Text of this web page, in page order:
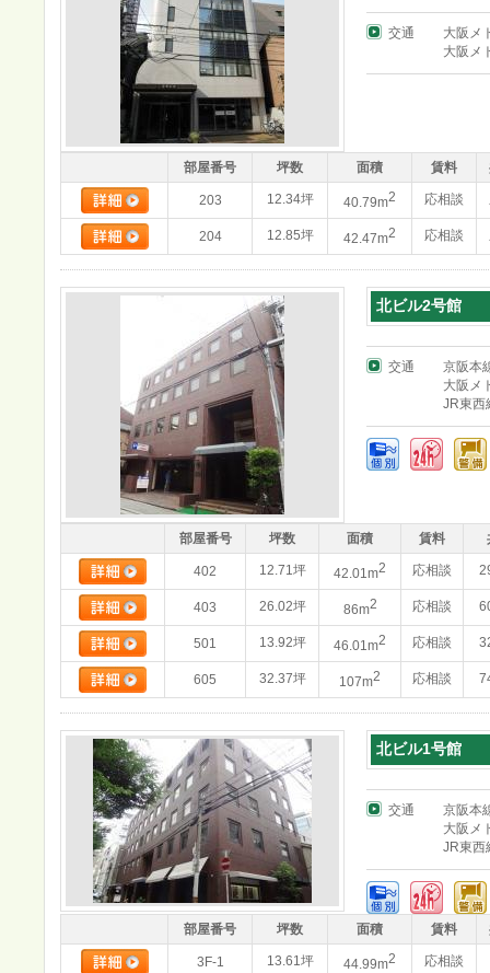
交通
大阪メ
大阪メ
部屋番号 坪数 面積 賃料
203 12.34坪 40.79m2 応相談
204 12.85坪 42.47m2 応相談
北ビル2号館
交通
京阪本
大阪メ
JR東西
部屋番号 坪数 面積 賃料
402 12.71坪 42.01m2 応相談
403 26.02坪 86m2 応相談
501 13.92坪 46.01m2 応相談
605 32.37坪 107m2 応相談
北ビル1号館
交通
京阪本
大阪メ
JR東西
部屋番号 坪数 面積 賃料
3F-1 13.61坪 44.99m2 応相談